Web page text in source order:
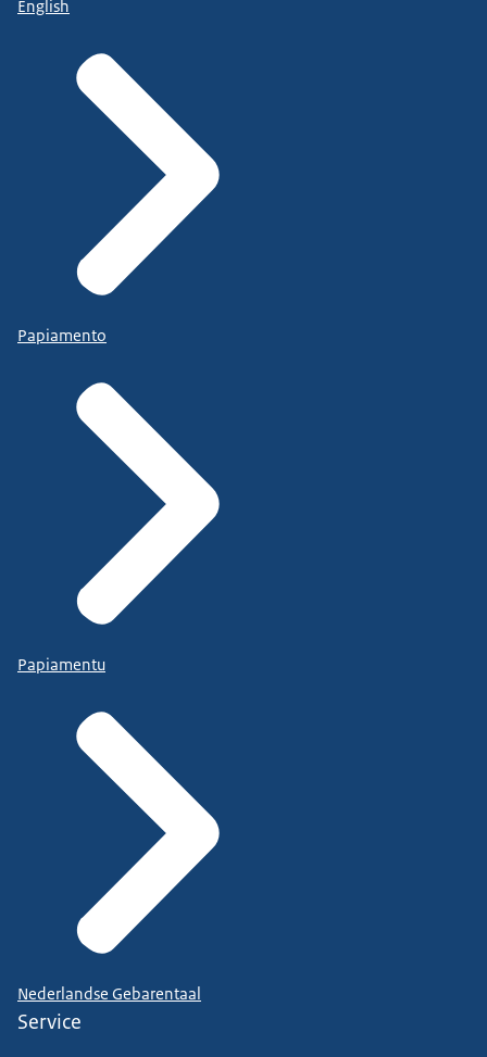
English
Papiamento
Papiamentu
Nederlandse Gebarentaal
Service